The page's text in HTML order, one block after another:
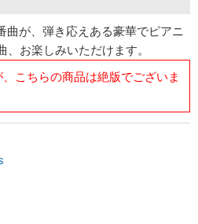
曲が、弾き応えある豪華でピアニ
、お楽しみいただけます。
こちらの商品は絶版でございま